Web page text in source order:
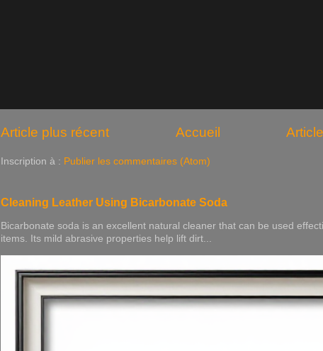
Article plus récent Accueil
Inscription à : Publier les commentaires (Atom)
Cleaning Leather Using Bicarbonate Soda
Bicarbonate soda is an excellent natural cleaner that can be used
items. Its mild abrasive properties help lift dirt...